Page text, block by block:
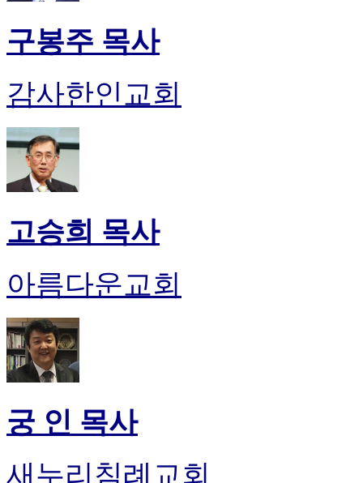
구봉주 목사
감사한인교회
고승희 목사
아름다운교회
궁 인 목사
새누리침례교회